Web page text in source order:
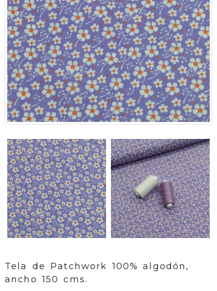
Tela de Patchwork 100% algodón,
ancho 150 cms.